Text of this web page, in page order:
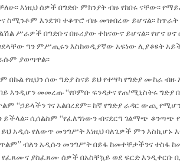
እነዚህ ሰዎች በግድቡ ምክንያት ብዙ የከበሩ ናቸው፡፡
ስሚንቶም እንደገባ ተቆጥሮ ብዙ መዝብረው ይሆናል፡፡
ሥራዎች በግድቡና በዙሪያው ተከናውኖ ይሆናል፡፡ የሆኖ
ግን ምሥጢሩን እስከወዲያኛው አፍነው ሊያቆዩት
ያወጣዋል፡፡
በኩል የዚህን ሰው ግድያ ስናይ ይህ የተሣካ የግድያ ሙከራ
እንዲሆን መመረጡ “የቦምቡ ፍንዳታና የጠ/ሚኒስትሩ ግድያ
“ኃይላችን ገና አልበረደም፡፡ ከኛ የግድያ ራዳር ውጪ
ይችላል፡፡ ሲሰልስም “የፈለግነውን ብናደርግ ገልማጭ
ይህ አዲሱ የለውጥ መንግሥት እነዚህ ባለጌዎች ምን እስኪሆኑ
ብለን አዲሱን መንግሥት በይፋ ከመተቸታችንና ተስፋ
የፈጸሙና ያስፈጸሙ ሰዎች በአስቸኳይ ወደ ፍርድ እንዲቀርቡ